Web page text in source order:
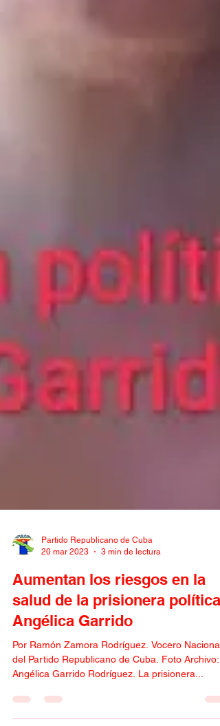
Partido Republicano de Cuba
20 mar 2023
3 min de lectura
Aumentan los riesgos en la
salud de la prisionera política
Angélica Garrido
Por Ramón Zamora Rodríguez. Vocero Nacional